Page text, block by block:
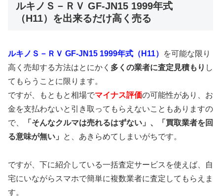
ルキノＳ－ＲＶ GF-JN15 1999年式
（H11）を出来るだけ高く売る
ルキノＳ－ＲＶ GF-JN15 1999年式（H11）
を可能な限り
高く売却する方法はとにかく 多くの業者に査定見積もり し
てもらうことに限ります。
ですが、もともと相場でマイナス評価の可能性があり、お
金を支払わないと引き取ってもらえないこともありますの
で、
「そんなクルマは売れるはずない」、「買取業者を回
る意味が無い」
と、あきらめてしまいがちです。
ですが、下に紹介している一括査定サービスを使えば、自
宅にいながらスマホで簡単に複数業者に査定してもらえま
す。